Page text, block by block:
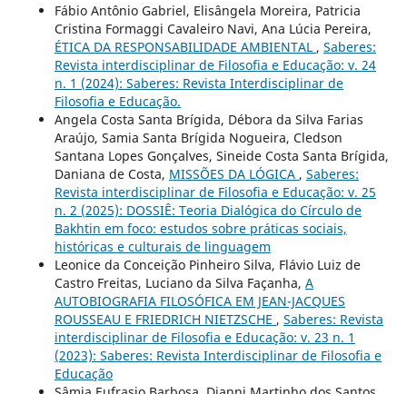
Fábio Antônio Gabriel, Elisângela Moreira, Patricia
Cristina Formaggi Cavaleiro Navi, Ana Lúcia Pereira,
ÉTICA DA RESPONSABILIDADE AMBIENTAL , Saberes:
Revista interdisciplinar de Filosofia e Educação: v. 24
n. 1 (2024): Saberes: Revista Interdisciplinar de
Filosofia e Educação.
Angela Costa Santa Brígida, Débora da Silva Farias
Araújo, Samia Santa Brígida Nogueira, Cledson
Santana Lopes Gonçalves, Sineide Costa Santa Brígida,
Daniana de Costa, MISSÕES DA LÓGICA , Saberes:
Revista interdisciplinar de Filosofia e Educação: v. 25
n. 2 (2025): DOSSIÊ: Teoria Dialógica do Círculo de
Bakhtin em foco: estudos sobre práticas sociais,
históricas e culturais de linguagem
Leonice da Conceição Pinheiro Silva, Flávio Luiz de
Castro Freitas, Luciano da Silva Façanha, A
AUTOBIOGRAFIA FILOSÓFICA EM JEAN-JACQUES
ROUSSEAU E FRIEDRICH NIETZSCHE , Saberes: Revista
interdisciplinar de Filosofia e Educação: v. 23 n. 1
(2023): Saberes: Revista Interdisciplinar de Filosofia e
Educação